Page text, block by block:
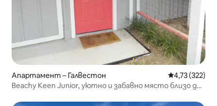
Апартамент – Галвестон Средна
4,73 (322)
Beachy Keen Junior, уютно и забавно място близо до